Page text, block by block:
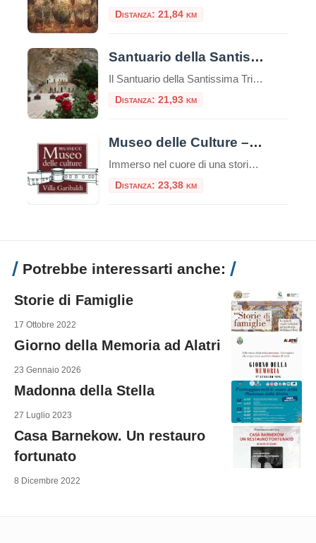
Distanza: 21,84 km
Santuario della Santissima Trinità di Vallepietra
Il Santuario della Santissima Trinità di Vallepietra è uno dei luoghi di culto più suggestivi e spiritualmente intensi del Lazio, incastonato tra le maestose pareti rocciose dei Monti Simbruini, al confine tra Lazio e Abruzzo.​ Un Santuario tra le Rocce Situato a 1.373 metri di altitudine, il santuario sorge su un terrazzamento naturale alla base […]
Distanza: 21,93 km
Museo delle Culture – Villa Garibaldi
Immerso nel cuore di una storica dimora, il Museo delle Culture – Villa Garibaldi rappresenta uno dei poli culturali più interessanti e dinamici del territorio. Situato all’interno di Villa Garibaldi a Riofreddo, splendida residenza ottocentesca circondata da un parco secolare, il museo è un punto di riferimento per chi desidera esplorare la ricchezza delle culture […]
Distanza: 23,38 km
Potrebbe interessarti anche:
Storie di Famiglie
17 Ottobre 2022
Giorno della Memoria ad Alatri
23 Gennaio 2026
Madonna della Stella
27 Luglio 2023
Casa Barnekow. Un restauro
fortunato
8 Dicembre 2022